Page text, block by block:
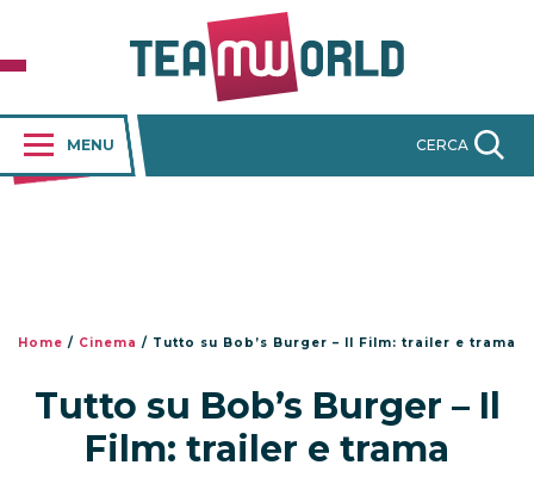
MENU CERCA
Home / Cinema / Tutto su Bob’s Burger – Il Film: trailer e trama
Tutto su Bob’s Burger – Il
Film: trailer e trama